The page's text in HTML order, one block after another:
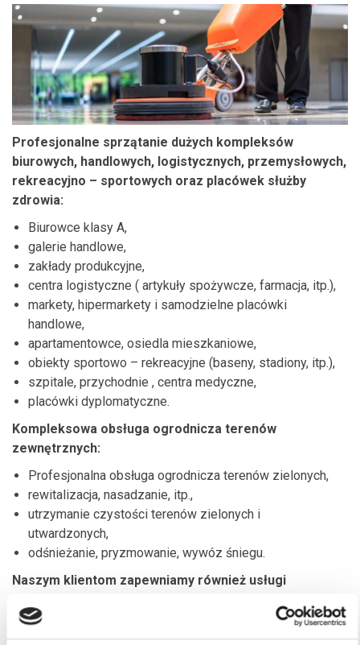
Profesjonalne sprzątanie dużych kompleksów
biurowych, handlowych, logistycznych, przemysłowych,
rekreacyjno – sportowych oraz placówek służby
zdrowia:
Biurowce klasy A,
galerie handlowe,
zakłady produkcyjne,
centra logistyczne ( artykuły spożywcze, farmacja, itp.),
markety, hipermarkety i samodzielne placówki
handlowe,
apartamentowce, osiedla mieszkaniowe,
obiekty sportowo – rekreacyjne (baseny, stadiony, itp.),
szpitale, przychodnie , centra medyczne,
placówki dyplomatyczne.
Kompleksowa obsługa ogrodnicza terenów
zewnętrznych:
Profesjonalna obsługa ogrodnicza terenów zielonych,
rewitalizacja, nasadzanie, itp.,
utrzymanie czystości terenów zielonych i
utwardzonych,
odśnieżanie, pryzmowanie, wywóz śniegu.
Naszym klientom zapewniamy również usługi
Mycie okien i elewacji metodą alpinistyczną,